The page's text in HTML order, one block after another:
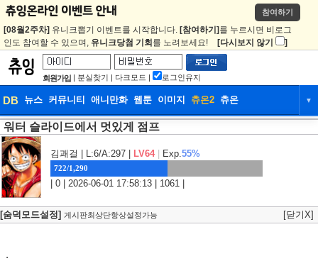
참여하기
[08월2주차] 유니크뽑기 이벤트를 시작합니다. [참여하기] 를 누르시면 비로그
인도 참여할 수 있으며, 유니크당첨 기회 를 노려보세요! [다시보지 않기 ]
회원가입 | 분실찾기 | 다크모드 | 로그인유지
DB 뉴스 커뮤니티 애니만화 웹툰 이미지 츄온2 츄온 ▼
DB 뉴스
웹툰 이미지 츄온2
워터 슬라이드에서 멋있게 점프
김괘걸 | L:6/A:297 | LV64 Exp.55%
722/1,290
| 0 | 2026-06-01 17:58:13 | 1061 |
[숨덕모드설정] 게시판최상단항상설정가능 [닫기X]
.